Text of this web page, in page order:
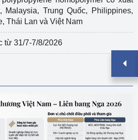
Trung Quốc, Philippines,
Thái Lan và Việt Nam
từ 31/7-7/8/2026